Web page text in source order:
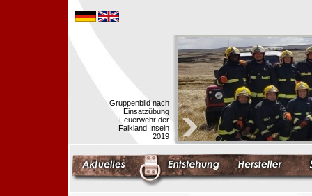
Gruppenbild nach
Einsatzübung
Feuerwehr der
Falkland Inseln
2019